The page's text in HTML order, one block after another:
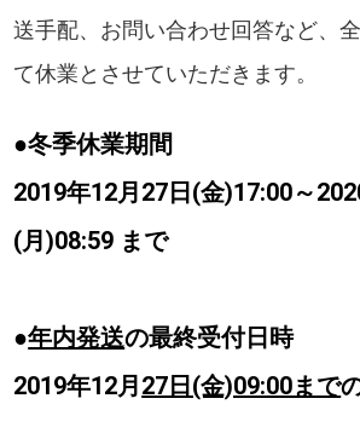
送手配、お問い合わせ回答など、
て休業とさせていただきます。
●冬季休業期間
2019年12月27日(金)17:00～
(月)08:59 まで
●年内発送の最終受付日時
2019年12月 27日(金)09:00まで